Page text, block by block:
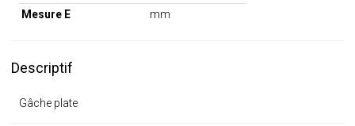
Mesure E
mm
Descriptif
Gâche plate